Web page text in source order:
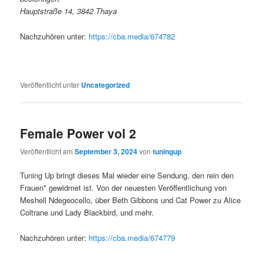
Hauptstraße 14, 3842 Thaya
Nachzuhören unter: https://cba.media/674782
Veröffentlicht unter Uncategorized
Female Power vol 2
Veröffentlicht amSeptember 3, 2024vontuningup
Tuning Up bringt dieses Mal wieder eine Sendung, den rein den
Frauen* gewidmet ist. Von der neuesten Veröffentlichung von
Meshell Ndegeocello, über Beth Gibbons und Cat Power zu Alice
Coltrane und Lady Blackbird, und mehr.
Nachzuhören unter: https://cba.media/674779